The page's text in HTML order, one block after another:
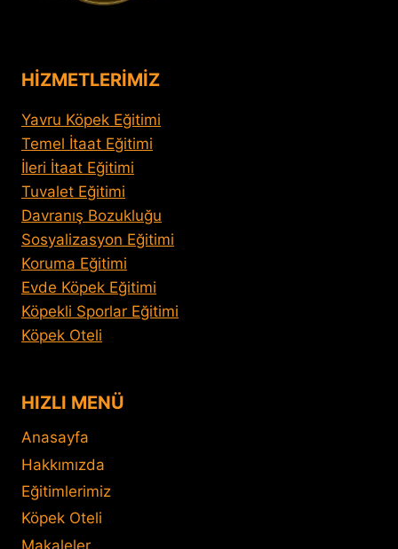
HİZMETLERİMİZ
Yavru Köpek Eğitimi
Temel İtaat Eğitimi
İleri İtaat Eğitimi
Tuvalet Eğitimi
Davranış Bozukluğu
Sosyalizasyon Eğitimi
Koruma Eğitimi
Evde Köpek Eğitimi
Köpekli Sporlar Eğitimi
Köpek Oteli
HIZLI MENÜ
Anasayfa
Hakkımızda
Eğitimlerimiz
Köpek Oteli
Makaleler